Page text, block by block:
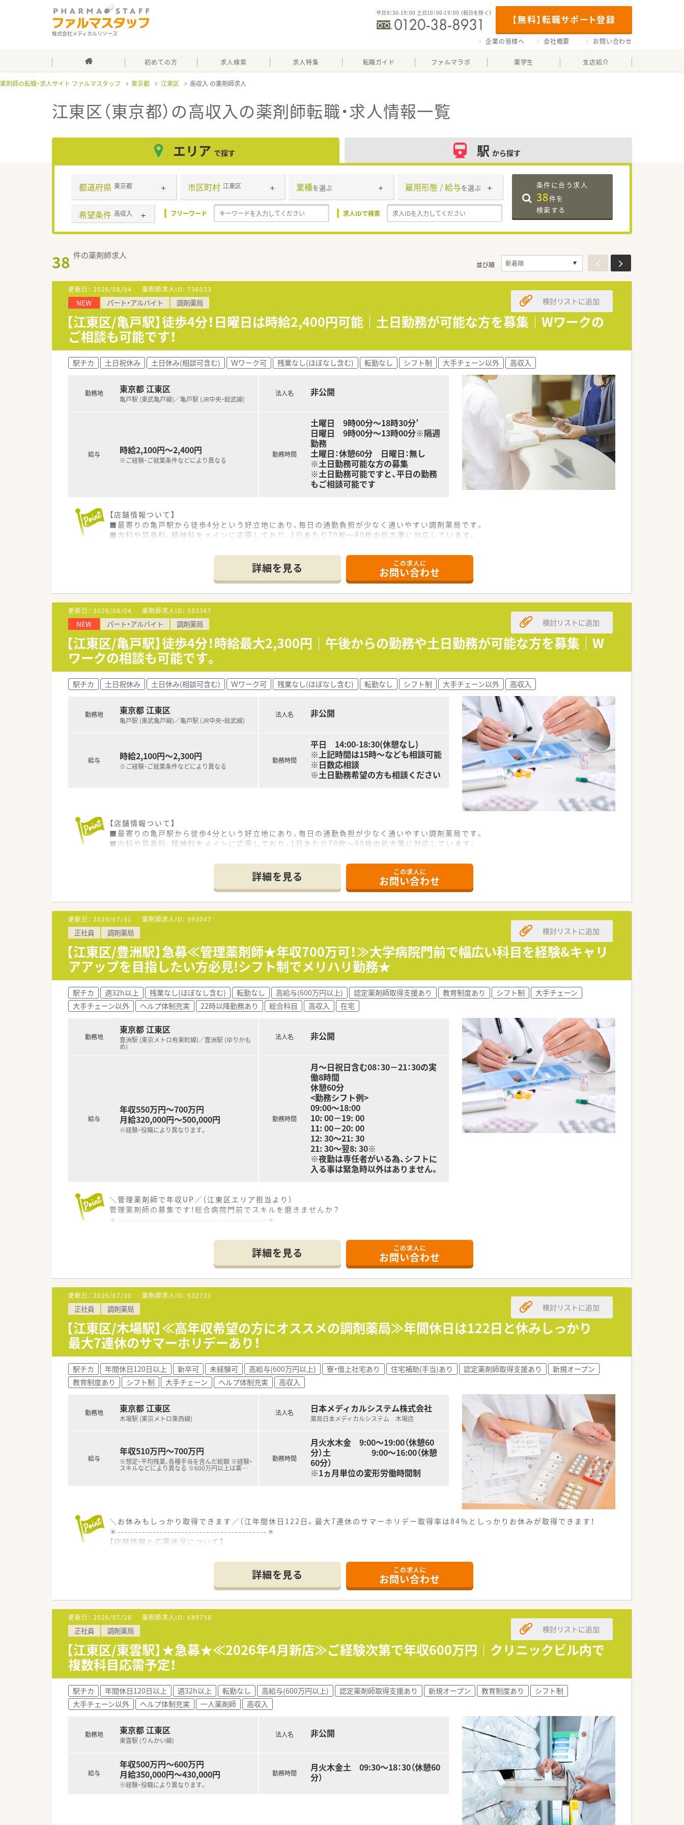
株式会社メディカルリソース
【無料】転職サポート登録
平日9：30-19：00 土日10：00-19：00 （祝日を除く）
企業の皆様へ 会社概要 お問い合わせ
初めての方 求人検索 求人特集 転職ガイド ファルマラボ 薬学生 支店紹介
薬剤師の転職・求人サイト ファルマスタッフ 東京都 江東区 高収入
江東区（東京都）の高収入の薬剤師転職・求人情報一覧
エリア で探す 駅 から探す
都道府県 東京都 市区町村 江東区 業種を選ぶ 雇用形態 / 給与を選ぶ
希望条件 高収入 フリーワード 求人IDで検索
条件に合う求人
38件を
検索する
38 件の薬剤師求人
並び順
更新日： 2026/08/04 薬剤師求人ID： 736033
NEW パート・アルバイト 調剤薬局
【江東区/亀戸駅】徒歩4分！日曜日は時給2,400円可能｜土日勤務が可能な方を募集｜Wワークの
ご相談も可能です！
検討リストに追加
駅チカ 土日祝休み 土日休み(相談可含む) Ｗワーク可 残業なし(ほぼなし含む) 転勤なし シフト制 大手チェーン以外 高収入
勤務地 東京都 江東区
亀戸駅 (東武亀戸線)／亀戸駅 (JR中央・総武線)
給与 時給2,100円～2,400円
※ご経験・ご就業条件などにより異なる
法人名 非公開
勤務時間
土曜日 9時00分～18時30分’
日曜日 9時00分～13時00分※隔週
勤務
土曜日：休憩60分 日曜日：無し
※土日勤務可能な方の募集
※土日勤務可能ですと、平日の勤務
もご相談可能です
【店舗情報ついて】
■最寄りの亀戸駅から徒歩4分という好立地にあり、毎日の通勤負担が少なく通いやすい調剤薬局です。
■内科や耳鼻科、精神科をメインに応需しており、1日あたり70枚～80枚の処方箋に対応しています。
■東京都と神奈川県において計2店舗の調剤薬局を展開しており、地域に密着した医療サービスを提供しています。
■自分のゴールを見据えて仕事を通じて人間的な成長を続けることを経営理念に掲げている成長企業です。
■代表自身が薬剤師として現場に立って管理業務を行っているため、現場の意見が通りやすい風通しの良い会社です。
【求人について】
■日曜日に勤務していただける場合は時給2,400円となるため、効率よく高収入を得たい方におすすめです。
■土曜日は、9時00分～18時30分、日曜日は9時00分～13時00分（隔週）のご勤務となります。
■土日勤務ができる方であれば、平日フルタイム勤務についてもご相談可能です。
詳細を見る この求人に
お問い合わせ
更新日： 2026/08/04 薬剤師求人ID： 593367
NEW パート・アルバイト 調剤薬局
【江東区/亀戸駅】徒歩4分！時給最大2,300円｜午後からの勤務や土日勤務が可能な方を募集｜W
ワークの相談も可能です。
検討リストに追加
駅チカ 土日祝休み 土日休み(相談可含む) Ｗワーク可 残業なし(ほぼなし含む) 転勤なし シフト制 大手チェーン以外 高収入
勤務地 東京都 江東区
亀戸駅 (東武亀戸線)／亀戸駅 (JR中央・総武線)
給与 時給2,100円～2,300円
※ご経験・ご就業条件などにより異なる
法人名 非公開
勤務時間
平日 14:00-18:30(休憩なし)
※上記時間は15時～なども相談可能
※日数応相談
※土日勤務希望の方も相談ください
【店舗情報ついて】
■最寄りの亀戸駅から徒歩4分という好立地にあり、毎日の通勤負担が少なく通いやすい調剤薬局です。
■内科や耳鼻科、精神科をメインに応需しており、1日あたり70枚～80枚の処方箋に対応しています。
■東京都と神奈川県において計2店舗の調剤薬局を展開しており、地域に密着した医療サービスを提供しています。
■自分のゴールを見据えて仕事を通じて人間的な成長を続けることを経営理念に掲げている成長企業です。
■代表自身が薬剤師として現場に立って管理業務を行っているため、現場の意見が通りやすい風通しの良い会社です。
【求人について】
■パートタイムでの募集となっており、ご経験や勤務条件を考慮して時給2100円～2300円の支給です。
■日曜日に勤務していただける場合は時給2400円となるため、効率よく高収入を得たい方におすすめです。
【勤務について】
■平日は14時～18時30分までの勤務が基本ですが、15時開始など勤務時間については柔軟に相談可能です。
■土日勤務ができる方であれば、平日フルタイム勤務についても検討することが可能です。
詳細を見る この求人に
お問い合わせ
更新日： 2026/07/31 薬剤師求人ID： 593047
正社員 調剤薬局
【江東区/豊洲駅】急募≪管理薬剤師★年収700万可！≫大学病院門前で幅広い科目を経験&キャリ
アアップを目指したい方必見!シフト制でメリハリ勤務★
検討リストに追加
駅チカ 週32h以上 残業なし(ほぼなし含む) 転勤なし 高給与(600万円以上) 認定薬剤師取得支援あり 教育制度あり シフト制
大手チェーン
大手チェーン以外
ヘルプ体制充実 22時以降勤務あり 総合科目 高収入 在宅
勤務地
東京都 江東区
豊洲駅 (東京メトロ有楽町線)／豊洲駅 (ゆりかも
め)
給与
年収550万円～700万円
月給320,000円～500,000円
※経験・役職により異なります。
法人名 非公開
勤務時間
月～日祝日含む08：30－21：30の実
働8時間
休憩60分
<勤務シフト例>
09:00～18:00
10: 00－19: 00
11: 00－20: 00
12: 30～21: 30
21: 30～翌8: 30※
※夜勤は専任者がいる為、シフトに
入る事は緊急時以外はありません。
＼管理薬剤師で年収UP／（江東区エリア担当より）
管理薬剤師の募集です！総合病院門前でスキルを磨きませんか？
＊------------------------------------------＊
【店舗情報と応需状況について】
■豊洲駅から徒歩5分の好立地であり総合科目や小児科を中心に平日200枚から250枚の処方箋を応需しております。。
■最新の全自動ピッキング機や全自動分包機など多様な調剤機器を導入しております。
■繁忙期でも残業時間は月5時間程度です。
【勤務実態について】
■基本となる勤務時間は8時30分～21時30分の間で実働8時間のシフト制となりメインの時間帯は11時以降です。
■24時間営業のため夜勤帯は基本、夜勤選任パートが担当しており、緊急時以外の勤務はありません。
■遅番対応には1回1000円の手当があり夜勤には1回7000円の手当が支給されるため頑張りが給与に直結します。
【法人特徴について】
■同法人としては江東区内に4店舗を運営しておりますが、グループとしては全国に約100店舗を展開している薬局です。
■調剤薬局事業だけでなく医薬品販売や介護用品の販売ならびにリースなど幅広い事業を展開し地域社会に貢献しています。
詳細を見る この求人に
お問い合わせ
更新日： 2026/07/30 薬剤師求人ID： 532721
正社員 調剤薬局
【江東区/木場駅】≪高年収希望の方にオススメの調剤薬局≫年間休日は122日と休みしっかり
最大7連休のサマーホリデーあり！
検討リストに追加
駅チカ 年間休日120日以上 新卒可 未経験可 高給与(600万円以上) 寮・借上社宅あり 住宅補助(手当)あり 認定薬剤師取得支援あり
新規オープン
教育制度あり
シフト制 大手チェーン ヘルプ体制充実 高収入
勤務地 東京都 江東区
木場駅 (東京メトロ東西線)
給与
年収510万円～700万円
※想定・平均残業、各種手当を含んだ総額 ※経験・
スキルなどにより異なる ※600万円以上は薬…
法人名 日本メディカルシステム株式会社
薬局日本メディカルシステム 木場店
勤務時間
月火水木金 9:00～19:00（休憩60
分）土 9:00～16:00（休憩
60分）
※1ヵ月単位の変形労働時間制
＼お休みもしっかり取得できます／（江年間休日122日。最大7連休のサマーホリデー取得率は84％としっかりお休みが取得できます！
＊------------------------------------------＊
【店舗情報と応需状況について】
■多岐にわたる科目の処方箋を応需しています。
■居宅での在宅医療業務にも対応しており、地域に密着した医療貢献を肌で感じながらスキルを磨ける職場です。
■正社員として年収480万円から600万円まで相談可能であり、経験や役職に応じて適切な評価と給与が提示されます。
■年間休日は122日と充実しており、月8日の休みに加えて祝日や夏期・冬期休暇などプライベートを大切にできます。
■残業時間は月平均3.8時間と非常に少なく、残業代も15分単位で支給されるため、メリハリのある働き方が可能です。
【職場環境と雰囲気】
■一人一台のiPad貸与や全店監査システムの導入により、業務の効率化と残業時間の圧縮を積極的に進めています。
■薬剤師の2倍程度の店舗スタッフを配置しており、薬剤師が本来の専門業務にしっかりと集中できる環境が整っています。
■社員を大切にする風土が根付いており、経営陣の多くが薬剤師であるため現場の意見が届きやすく風通しの良い職場です。
詳細を見る この求人に
お問い合わせ
更新日： 2026/07/28 薬剤師求人ID： 689758
正社員 調剤薬局
【江東区/東雲駅】★急募★≪2026年4月新店≫ご経験次第で年収600万円｜クリニックビル内で
複数科目応需予定！
検討リストに追加
駅チカ 年間休日120日以上 週32h以上 転勤なし 高給与(600万円以上) 認定薬剤師取得支援あり 新規オープン 教育制度あり
シフト制
大手チェーン以外
ヘルプ体制充実 一人薬剤師 高収入
勤務地 東京都 江東区
東雲駅 (りんかい線)
給与
年収500万円～600万円
月給350,000円～430,000円
※経験・役職により異なります。
法人名 非公開
勤務時間
月火木金土 09:30～18：30（休憩60
分）